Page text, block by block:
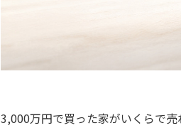
3,000万円で買った家がいくらで